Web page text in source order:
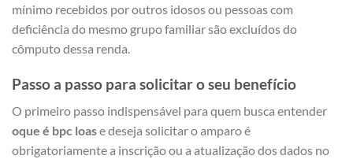
mínimo recebidos por outros idosos ou pessoas com
deficiência do mesmo grupo familiar são excluídos do
cômputo dessa renda.
Passo a passo para solicitar o seu benefício
O primeiro passo indispensável para quem busca entender
oque é bpc loase deseja solicitar o amparo é
obrigatoriamente a inscrição ou a atualização dos dados no